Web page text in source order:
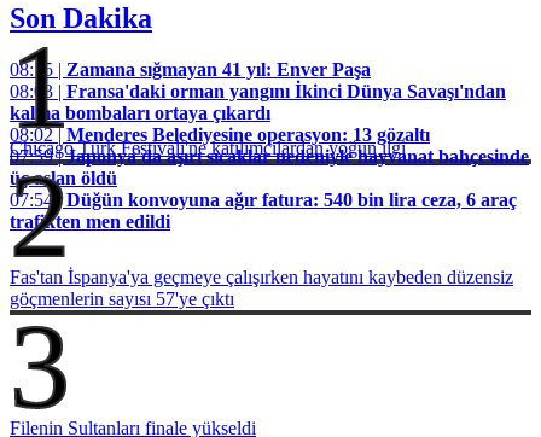
Son Dakika
08:15 | Zamana sığmayan 41 yıl: Enver Paşa
08:03 | Fransa'daki orman yangını İkinci Dünya Savaşı'ndan
kalma bombaları ortaya çıkardı
08:02 |Menderes Belediyesine operasyon: 13 gözaltı
07:59 |Japonya'da aşırı sıcaklar nedeniyle hayvanat bahçesinde
üç aslan öldü
07:54 |Düğün konvoyuna ağır fatura: 540 bin lira ceza, 6 araç
trafikten men edildi
1
Chicago Türk Festivali'ne katılımcılardan yoğun ilgi
2
Fas'tan İspanya'ya geçmeye çalışırken hayatını kaybeden düzensiz
göçmenlerin sayısı 57'ye çıktı
3
Filenin Sultanları finale yükseldi